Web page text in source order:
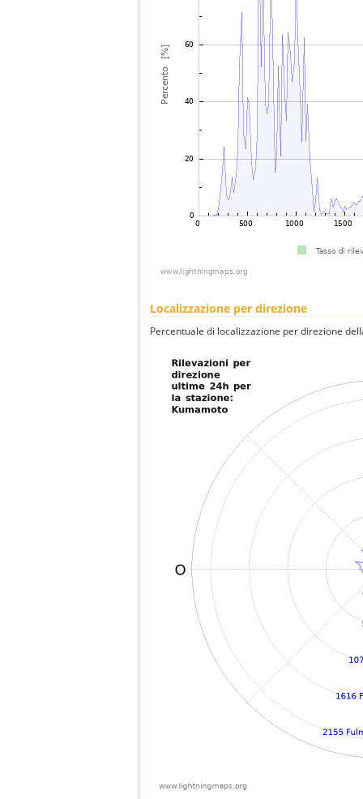
Localizzazione per direzione
Percentuale di localizzazione per direzione